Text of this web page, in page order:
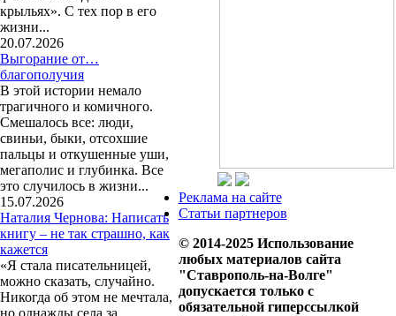
крыльях». С тех пор в его
жизни...
20.07.2026
Выгорание от…
благополучия
В этой истории немало
трагичного и комичного.
Смешалось все: люди,
свиньи, быки, отсохшие
пальцы и откушенные уши,
мегаполис и глубинка. Все
это случилось в жизни...
15.07.2026
Наталия Чернова: Написать
книгу – не так страшно, как
кажется
«Я стала писательницей,
можно сказать, случайно.
Никогда об этом не мечтала,
Реклама на сайте
Статьи партнеров
© 2014-2025 Использование
любых материалов сайта
"Ставрополь-на-Волге"
допускается только с
обязательной гиперссылкой